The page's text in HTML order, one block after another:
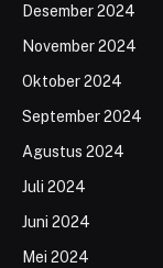
Desember 2024
November 2024
Oktober 2024
September 2024
Agustus 2024
Juli 2024
Juni 2024
Mei 2024